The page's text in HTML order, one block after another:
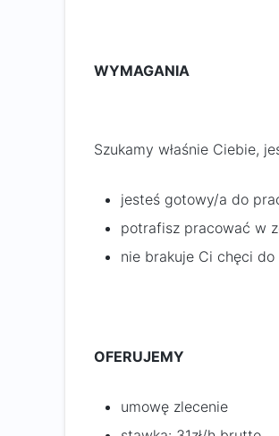
WYMAGANIA
Szukamy właśnie Ciebie,
jesteś gotowy/a do
potrafisz pracować w
nie brakuje Ci chęci do
OFERUJEMY
umowę zlecenie